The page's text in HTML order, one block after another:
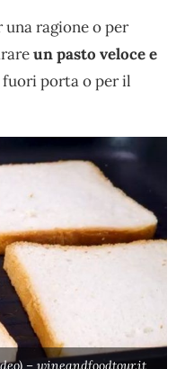
una ragione o per
un pasto veloce e
fuori porta o per il
– wineandfoodtour.it